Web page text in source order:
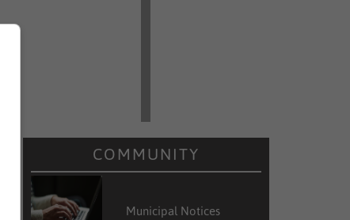
COMMUNITY
Municipal Notices